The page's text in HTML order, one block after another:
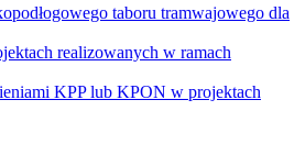
taboru tramwajowego dla
realizowanych w ramach
KPP lub KPON w projektach